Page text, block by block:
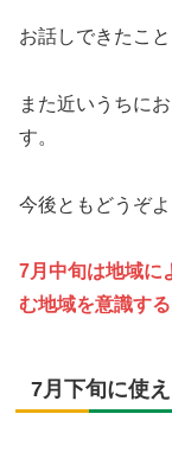
お話しできたこ
また近いうちに
す。
今後ともどうぞ
7月中旬は地域に
む地域を意識す
7月下旬に使